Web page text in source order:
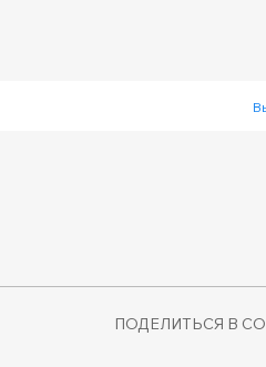
ПОДЕЛИТЬСЯ В